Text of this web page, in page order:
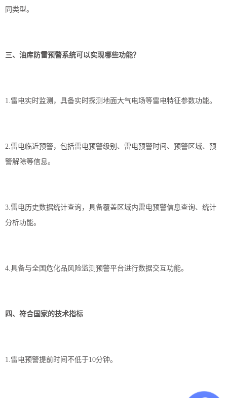
同类型。
三、油库防雷预警系统可以实现哪些功能？
1.雷电实时监测，具备实时探测地面大气电场等雷电特征参数功能。
2.雷电临近预警，包括雷电预警级别、雷电预警时间、预警区域、预
警解除等信息。
3.雷电历史数据统计查询，具备覆盖区域内雷电预警信息查询、统计
分析功能。
4.具备与全国危化品风险监测预警平台进行数据交互功能。
四、符合国家的技术指标
1.雷电预警提前时间不低于10分钟。